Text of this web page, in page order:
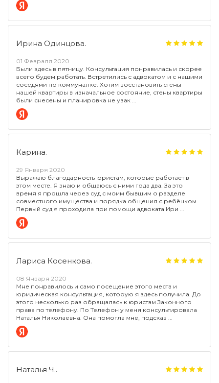
Ирина Одинцова.
01 Февраля 2020
Были здесь в пятницу. Консультация понравилась и скорее
всего будем работать. Встретились с адвокатом и с нашими
соседями по коммуналке. Хотим восстановить стены
нашей квартиры в изначальное состояние, стены квартиры
были снесены и планировка не узак
Карина.
29 Января 2020
Выражаю благодарность юристам, которые работает в
этом месте. Я знаю и общаюсь с ними года два. За это
время я прошла через суд с моим бывшим о разделе
совместного имущества и порядка общения с ребёнком.
Первый суд я проходила при помощи адвоката Ири
Лариса Косенкова.
08 Января 2020
Мне понравилось и само посещение этого места и
юридическая консультация, которую я здесь получила. До
этого несколько раз обращалась к юристам Законного
права по телефону. По Телефон у меня консультировала
Наталья Николаевна. Она помогла мне, подсказ
Наталья Ч..